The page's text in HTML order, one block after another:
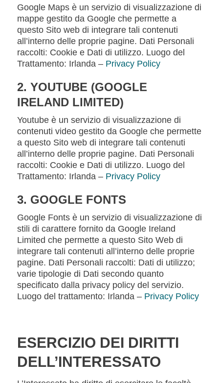
Google Maps è un servizio di visualizzazione di
mappe gestito da Google che permette a
questo Sito web di integrare tali contenuti
all’interno delle proprie pagine. Dati Personali
raccolti: Cookie e Dati di utilizzo. Luogo del
Trattamento: Irlanda – Privacy Policy
2. YOUTUBE (GOOGLE
IRELAND LIMITED)
Youtube è un servizio di visualizzazione di
contenuti video gestito da Google che permette
a questo Sito web di integrare tali contenuti
all’interno delle proprie pagine. Dati Personali
raccolti: Cookie e Dati di utilizzo. Luogo del
Trattamento: Irlanda – Privacy Policy
3. GOOGLE FONTS
Google Fonts è un servizio di visualizzazione di
stili di carattere fornito da Google Ireland
Limited che permette a questo Sito Web di
integrare tali contenuti all’interno delle proprie
pagine. Dati Personali raccolti: Dati di utilizzo;
varie tipologie di Dati secondo quanto
specificato dalla privacy policy del servizio.
Luogo del trattamento: Irlanda – Privacy Policy
ESERCIZIO DEI DIRITTI
DELL’INTERESSATO